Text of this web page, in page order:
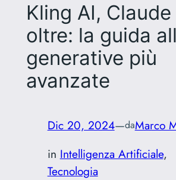
Kling AI, Claude
oltre: la guida
generative più
avanzate
Dic 20, 2024—daMarco
in Intelligenza Artificiale
Tecnologia